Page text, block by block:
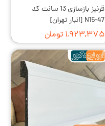
قرنیز بازسازی 13 سانت کد
N15-47 [انبار تهران]
۱,۹۲۳,۳۷۵ تومان